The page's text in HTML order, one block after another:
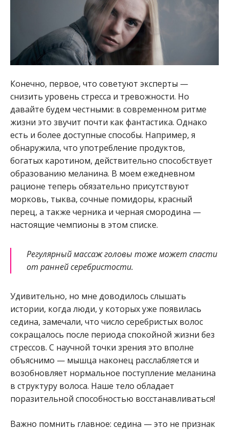
Конечно, первое, что советуют эксперты —
снизить уровень стресса и тревожности. Но
давайте будем честными: в современном ритме
жизни это звучит почти как фантастика. Однако
есть и более доступные способы. Например, я
обнаружила, что употребление продуктов,
богатых каротином, действительно способствует
образованию меланина. В моем ежедневном
рационе теперь обязательно присутствуют
морковь, тыква, сочные помидоры, красный
перец, а также черника и черная смородина —
настоящие чемпионы в этом списке.
Регулярный массаж головы тоже может спасти
от ранней серебристости.
Удивительно, но мне доводилось слышать
истории, когда люди, у которых уже появилась
седина, замечали, что число серебристых волос
сокращалось после периода спокойной жизни без
стрессов. С научной точки зрения это вполне
объяснимо — мышца наконец расслабляется и
возобновляет нормальное поступление меланина
в структуру волоса. Наше тело обладает
поразительной способностью восстанавливаться!
Важно помнить главное: седина — это не признак